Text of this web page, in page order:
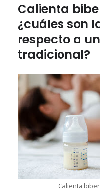
Calienta
¿cuáles son
respecto a
tradicional?
Calienta